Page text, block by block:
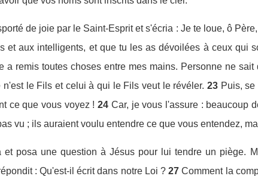
de joie par le Saint-Esprit et s'écria : Je te loue, ô
et aux intelligents, et que tu les as dévoilées à ceux qui
a remis toutes choses entre mes mains. Personne ne
le Fils et celui à qui le Fils veut le révéler. 23 Puis,
ce que vous voyez ! 24 Car, je vous l'assure : beaucoup
vu ; ils auraient voulu entendre ce que vous entendez,
posa une question à Jésus pour lui tendre un piège.
: Qu'est-il écrit dans notre Loi ? 27 Comment la